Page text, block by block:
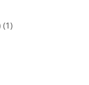
(1)